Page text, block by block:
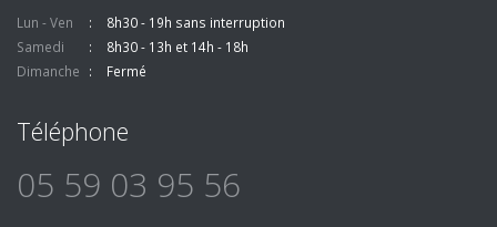
Lun - Ven
8h30 - 19h sans interruption
Samedi
8h30 - 13h et 14h - 18h
Dimanche
Fermé
Téléphone
05 59 03 95 56